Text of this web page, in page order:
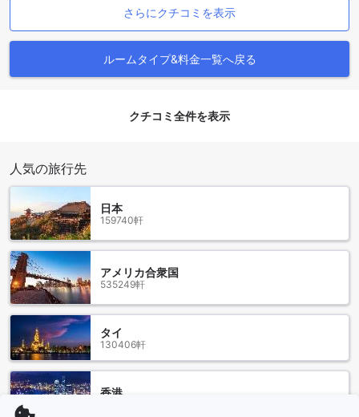
バンコクのスクンビットエリアは、都市の中心部に位置し、
魅力的な観光スポットやエンターテイメント施設が数多くあ
ります。マジェスティック スイーツ ホテルは、このエリアの
中心に位置し、便利な立地で快適な滞在を提供します。
ョンやブランド品を手に入れることができます。さらに、エ
また、スクンビットエリアはナイトライフの中心地でもあり
ます。バー、クラブ、ラウンジなどが集まり、夜遊びを楽し
むことができます。特に、ソイ カウボーイやナナプラザは、
国際的な雰囲気で知られており、多くの人々が訪れます。
マジェスティック スイーツ ホテルは、スクンビットエリアの
魅力的な観光スポットやエンターテイメント施設へのアクセ
スが便利な立地にあります。バンコクを訪れる際には、この
ホテルを拠点に、充実した滞在を楽しんでください。
マジェスティック スイーツ ホテルへのアクセス方法
バンコク、タイにあるマジェスティック スイーツ ホテルへの
最寄りの空港からのアクセス方法をご紹介します。マジェス
ティック スイーツ ホテルはスクンビットに位置しており、バ
ンコク市内の主要な観光スポットやショッピングエリアに近
い便利なロケーションです。
さらにクチコミを表示
ルームタイプ&料金一覧へ戻る
クチコミ全件を表示
人気の旅行先
日本
159740軒
アメリカ合衆国
535249軒
タイ
130406軒
香港